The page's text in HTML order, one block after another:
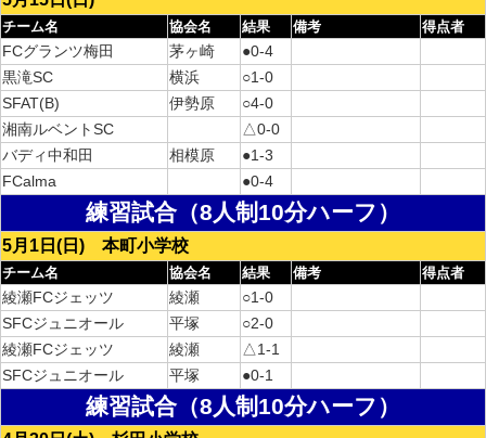
チーム名 協会名 結果 備考 得点者
FCグランツ梅田 茅ヶ崎
●0-4
黒滝SC
横浜
○1-0
SFAT(B)
伊勢原
○4-0
湘南ルベントSC
△0-0
バディ中和田
相模原
●1-3
FCalma
●0-4
練習試合（8人制10分ハーフ）
5月1日(日) 本町小学校
チーム名 協会名 結果 備考 得点者
綾瀬FCジェッツ 綾瀬
○1-0
SFCジュニオール
平塚
○2-0
綾瀬FCジェッツ
綾瀬
△1-1
SFCジュニオール
平塚 ●0-1
練習試合（8人制10分ハーフ）